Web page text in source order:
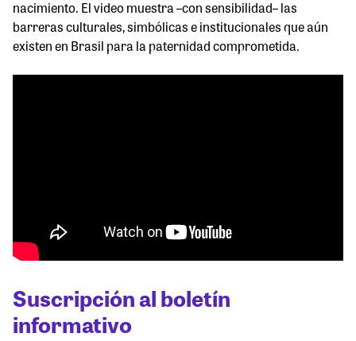
nacimiento. El video muestra –con sensibilidad– las
barreras culturales, simbólicas e institucionales que aún
existen en Brasil para la paternidad comprometida.
Suscripción al boletín
informativo